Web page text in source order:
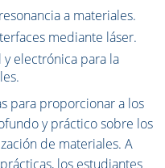
a materiales.
mediante láser.
electrónica para la
para proporcionar a los
y práctico sobre los
de materiales. A
los estudiantes